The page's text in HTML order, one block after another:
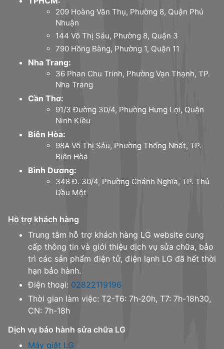
209 Hoàng Văn Thụ, Phường 8, Quận Phú
Nhuận
144 Võ Thị Sáu, Phường 8, Quận 3
790 Hồng Bàng, Phường 1, Quận 11
Nha Trang:
36 Phan Chu Trinh, Phường Vạn Thạnh, TP.
Nha Trang
Cần Thơ:
91/3 Đường 30/4, Phường Hưng Lợi, Quận
Ninh Kiều
Biên Hòa:
98A Võ Thị Sáu, Phường Thống Nhất, TP.
Biên Hòa
Bình Dương:
348 Đ. 30/4, Phường Chánh Nghĩa, TP. Thủ
Dầu Một
Hỗ trợ khách hàng
Trung tâm hỗ trợ khách hàng LG website cung
cấp thông tin và giới thiệu dịch vụ sửa chữa, bảo
trì các sản phẩm điện tử, điện lạnh LG đã hết thời
hạn bảo hành.
Điện thoại: 02822119196
Thời gian làm việc: T2-T6: 7h-20h, T7: 7h-18h30,
CN: 7h-18h
Dịch vụ bảo hành sửa chữa LG
Máy giặt LG